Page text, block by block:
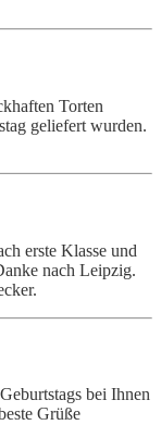
Torten
geliefert wurden.
erste Klasse und
nach Leipzig.
bei Ihnen
Grüße